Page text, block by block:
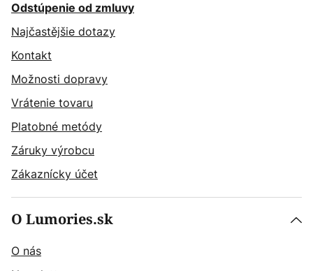
Odstúpenie od zmluvy
Najčastějšie dotazy
Kontakt
Možnosti dopravy
Vrátenie tovaru
Platobné metódy
Záruky výrobcu
Zákaznícky účet
O Lumories.sk
O nás